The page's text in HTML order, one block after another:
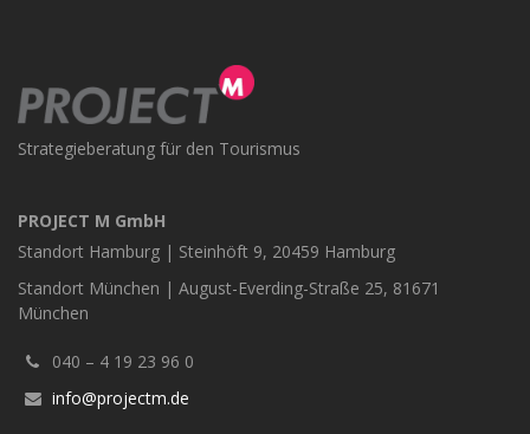
Strategieberatung für den Tourismus
PROJECT M GmbH
Standort Hamburg | Steinhöft 9, 20459 Hamburg
Standort München | August-Everding-Straße 25, 81671
München
040 – 4 19 23 96 0
info@projectm.de